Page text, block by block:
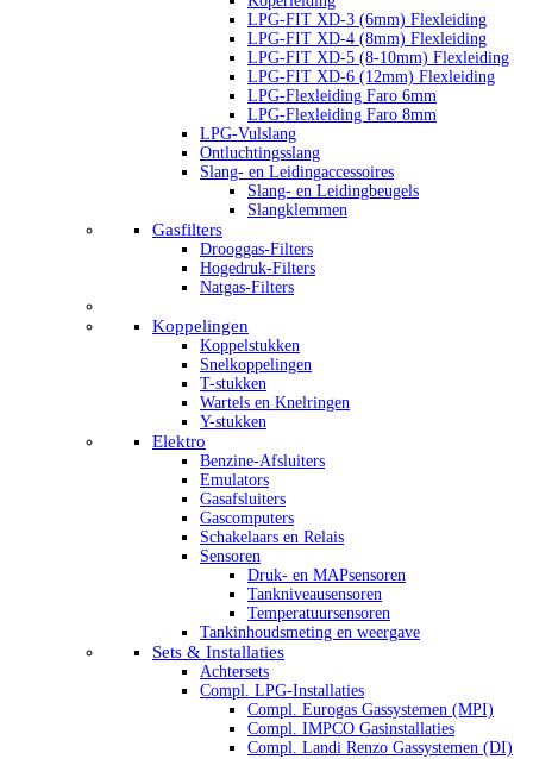
LPG-FIT XD-3 (6mm) Flexleiding
LPG-FIT XD-4 (8mm) Flexleiding
LPG-FIT XD-5 (8-10mm) Flexleiding
LPG-FIT XD-6 (12mm) Flexleiding
LPG-Flexleiding Faro 6mm
LPG-Flexleiding Faro 8mm
LPG-Vulslang
Ontluchtingsslang
Slang- en Leidingaccessoires
Slang- en Leidingbeugels
Slangklemmen
Gasfilters
Drooggas-Filters
Hogedruk-Filters
Natgas-Filters
Koppelingen
Koppelstukken
Snelkoppelingen
T-stukken
Wartels en Knelringen
Y-stukken
Elektro
Benzine-Afsluiters
Emulators
Gasafsluiters
Gascomputers
Schakelaars en Relais
Sensoren
Druk- en MAPsensoren
Tankniveausensoren
Temperatuursensoren
Tankinhoudsmeting en weergave
Sets & Installaties
Achtersets
Compl. LPG-Installaties
Compl. Eurogas Gassystemen (MPI)
Compl. IMPCO Gasinstallaties
Compl. Landi Renzo Gassystemen (DI)